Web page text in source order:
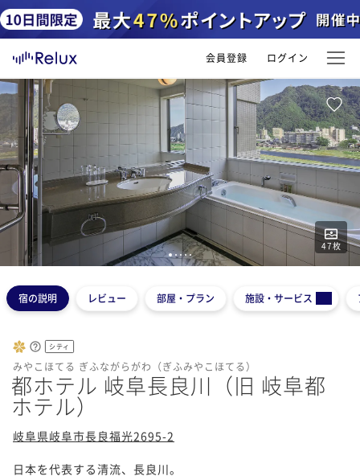
会員登録 ログイン
47枚
12345
宿の説明 レビュー 部屋・プラン 施設・サービス
シティ
みやこほてる ぎふながらがわ（ぎふみやこほてる）
都ホテル 岐阜長良川（旧 岐阜都
ホテル）
岐阜県岐阜市長良福光2695-2
日本を代表する清流、長良川。